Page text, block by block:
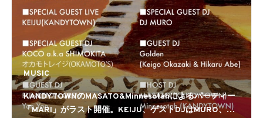
MUSIC
KANDYTOWNのMASATO&Minnesotahによるパーティー
「MARI」がラスト開催。KEIJU、ゲストDJはMURO、